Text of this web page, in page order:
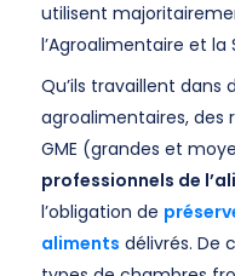
utilisent
l’Agroalimentaire et la
Qu’ils travaillent dans
agroalimentaires, des
GME (grandes et
professionnels de
l’obligation de
aliments délivrés. De